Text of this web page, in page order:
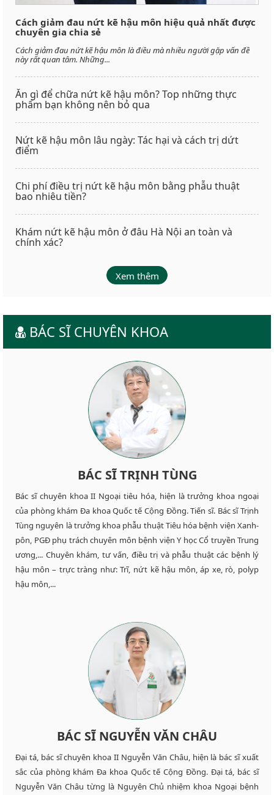
Cách giảm đau nứt kẽ hậu môn hiệu quả nhất được
chuyên gia chia sẻ
Cách giảm đau nứt kẽ hậu môn là điều mà nhiều người gặp vấn đề
này rất quan tâm. Những...
Ăn gì để chữa nứt kẽ hậu môn? Top những thực
phẩm bạn không nên bỏ qua
Nứt kẽ hậu môn lâu ngày: Tác hại và cách trị dứt
điểm
Chi phí điều trị nứt kẽ hậu môn bằng phẫu thuật
bao nhiêu tiền?
Khám nứt kẽ hậu môn ở đâu Hà Nội an toàn và
chính xác?
Xem thêm
BÁC SĨ CHUYÊN KHOA
BÁC SĨ TRỊNH TÙNG
Bác sĩ chuyên khoa II Ngoại tiêu hóa, hiện là trưởng khoa ngoại
của phòng khám Đa khoa Quốc tế Cộng Đồng. Tiến sĩ. Bác sĩ Trịnh
Tùng nguyên là trưởng khoa phẫu thuật Tiêu hóa bệnh viện Xanh-
pôn, PGĐ phụ trách chuyên môn bệnh viện Y học Cổ truyền Trung
ương,... Chuyên khám, tư vấn, điều trị và phẫu thuật các bệnh lý
hậu môn – trực tràng như: Trĩ, nứt kẽ hậu môn, áp xe, rò, polyp
hậu môn,...
BÁC SĨ NGUYỄN VĂN CHÂU
Đại tá, bác sĩ chuyên khoa II Nguyễn Văn Châu, hiện là bác sĩ xuất
sắc của phòng khám Đa khoa Quốc tế Cộng Đồng. Đại tá, bác sĩ
Nguyễn Văn Châu từng là Nguyên Chủ nhiệm khoa Ngoại bệnh